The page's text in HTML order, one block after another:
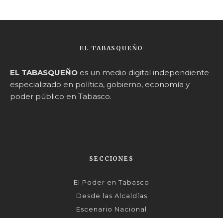
EL TABASQUEÑO
EL TABASQUEÑO es un medio digital independiente
especializado en política, gobierno, economía y
poder público en Tabasco.
SECCIONES
El Poder en Tabasco
Desde las Alcaldías
Escenario Nacional